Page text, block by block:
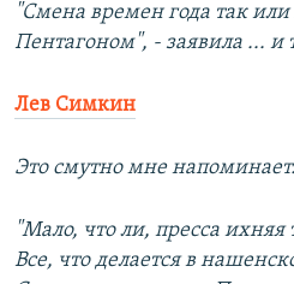
"Смена времен года так или
Пентагоном", - заявила ... и
Лев Симкин
Это смутно мне
"Мало, что ли, пресса ихняя
Все, что делается в